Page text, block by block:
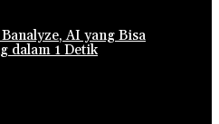
AI yang Bisa
dalam 1 Detik